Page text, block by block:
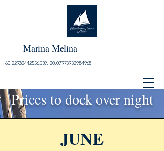
Marina Melina
60.22932442556539, 20.07973932984968
Prices to dock over night
JUNE